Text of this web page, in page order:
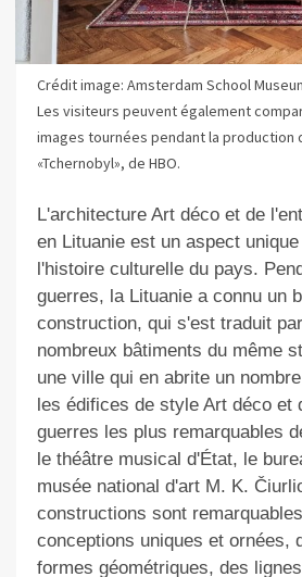
Crédit image: Amsterdam School
Les visiteurs peuvent également
images tournées pendant la production
«Tchernobyl», de HBO.
L'architecture Art déco et de
en Lituanie est un aspect
l'histoire culturelle du pays.
guerres, la Lituanie a connu un
construction, qui s'est traduit
nombreux bâtiments du même
une ville qui en abrite un
les édifices de style Art déco et
guerres les plus remarquables
le théâtre musical d'État, le
musée national d'art M. K.
constructions sont
conceptions uniques et ornées,
formes géométriques, des